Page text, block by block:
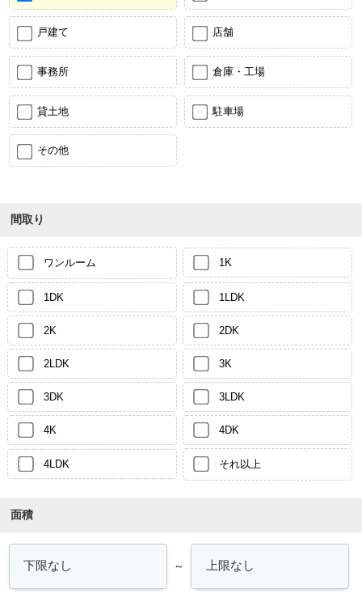
戸建て 店舗
事務所 倉庫・工場
貸土地 駐車場
その他
間取り
ワンルーム 1K
1DK 1LDK
2K 2DK
2LDK 3K
3DK 3LDK
4K 4DK
4LDK それ以上
面積
～